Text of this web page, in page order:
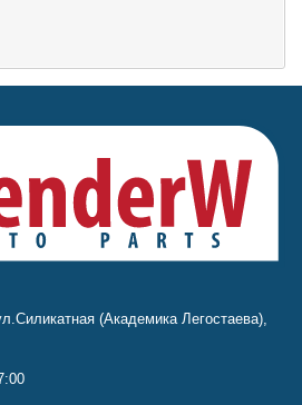
(Академика Легостаева),